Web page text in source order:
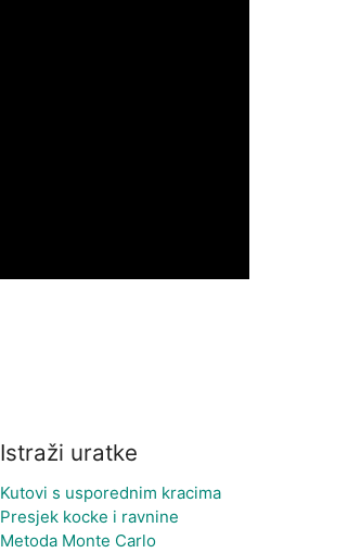
Istraži uratke
Kutovi s usporednim kracima
Presjek kocke i ravnine
Metoda Monte Carlo